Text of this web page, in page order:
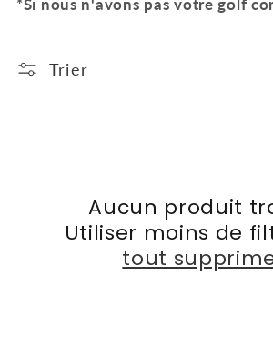
i
*Si nous n'avons pas votre golf
Trier
Aucun produit
Utiliser moins de
tout